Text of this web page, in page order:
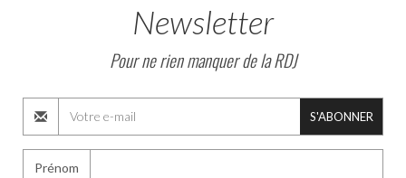
Newsletter
Pour ne rien manquer de la RDJ
S'ABONNER
Prénom